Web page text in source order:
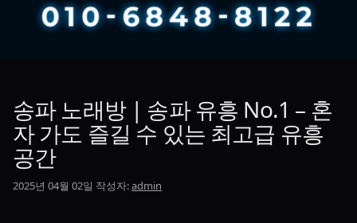
송파 노래방 | 송파 유흥 No.1 – 혼
자 가도 즐길 수 있는 최고급 유흥
공간
2025년 04월 02일 작성자:admin